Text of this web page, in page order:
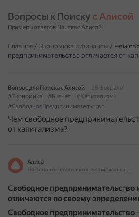
Вопросы к Поиску с Алисой
Примеры ответов Поиска с Алисой
Главная / Экономика и финансы / Чем
предпринимательство отличается от
Вопрос для Поиска с Алисой
26 февраля
#Экономика
#Бизнес
#Капитализм
#СвободноеПредпринимательство
Чем свободное
от капитализма?
Алиса
На основе источников, возможны неточности
Свободное предпринимательство
отличаются по своему
Свободное предпринимательство